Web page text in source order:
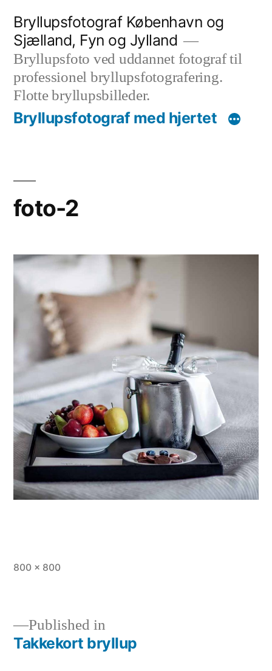
indhold
Bryllupsfotograf København og
Sjælland, Fyn og Jylland
Bryllupsfoto ved uddannet fotograf til
professionel bryllupsfotografering.
Flotte bryllupsbilleder.
Bryllupsfotograf med hjertet
foto-2
Full
800 × 800
Indlægsnavigation
Published in
Takkekort bryllup